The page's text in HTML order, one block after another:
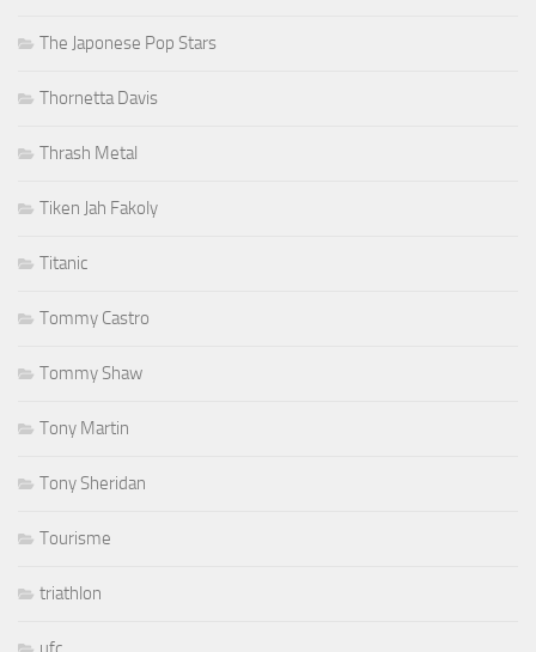
The Japonese Pop Stars
Thornetta Davis
Thrash Metal
Tiken Jah Fakoly
Titanic
Tommy Castro
Tommy Shaw
Tony Martin
Tony Sheridan
Tourisme
triathlon